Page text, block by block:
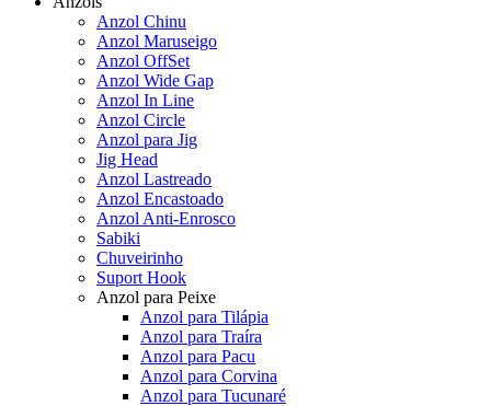
Anzol Chinu
Anzol Maruseigo
Anzol OffSet
Anzol Wide Gap
Anzol In Line
Anzol Circle
Anzol para Jig
Jig Head
Anzol Lastreado
Anzol Encastoado
Anzol Anti-Enrosco
Sabiki
Chuveirinho
Suport Hook
Anzol para Peixe
Anzol para Tilápia
Anzol para Traíra
Anzol para Pacu
Anzol para Corvina
Anzol para Tucunaré